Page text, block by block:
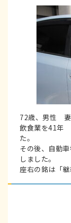
72歳、男性 妻
飲食業を41年
た。
その後、自動
しました。
座右の銘は「継